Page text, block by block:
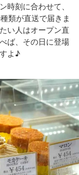
時刻に合わせて、
類が直送で届きま
い人はオープン直
ば、その日に登場
よ♪